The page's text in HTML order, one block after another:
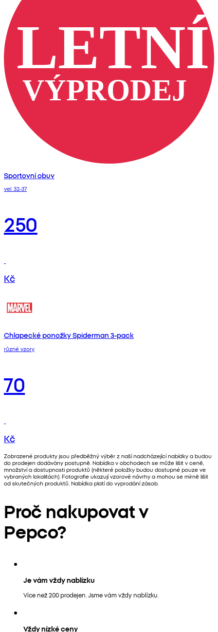
Sportovní obuv
vel. 32-37
250
Kč
Chlapecké ponožky Spiderman 3-pack
různé vzory
70
Kč
Zobrazené produkty jsou předběžný výběr z naší nadcházející nabídky a budou
do prodejen dodávány postupně. Nabídka v obchodech se může lišit v ceně,
množství a dostupnosti produktů (některé položky budou dostupné pouze ve
vybraných lokalitách). Fotografie ukazují vzorové návrhy a mohou se mírně lišit
od skutečných produktů. Nabídka platí do vyprodání zásob.
Proč nakupovat v
Pepco?
Je vám vždy nablízku
Více než 200 prodejen. Jsme vám vždy nablízku.
Vždy nízké ceny